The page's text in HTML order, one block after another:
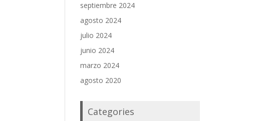
septiembre 2024
agosto 2024
julio 2024
junio 2024
marzo 2024
agosto 2020
Categories